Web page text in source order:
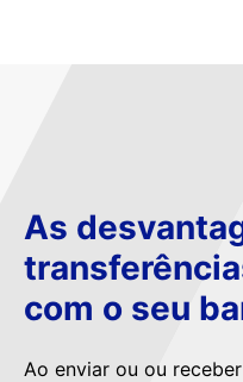
As
com o seu
Ao enviar ou ou